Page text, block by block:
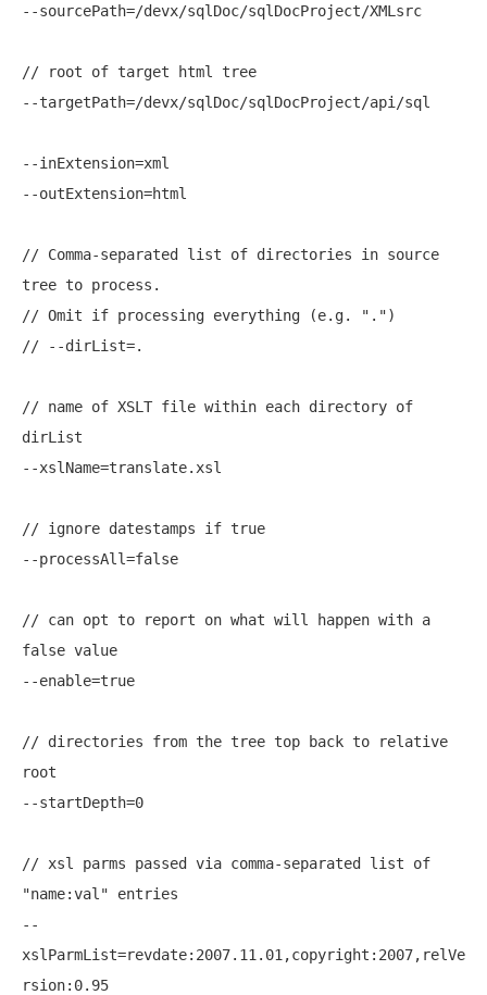
--sourcePath=/devx/sqlDoc/sqlDocProject/XMLsrc
// root of target html tree
--targetPath=/devx/sqlDoc/sqlDocProject/api/sql
--inExtension=xml
--outExtension=html
// Comma-separated list of directories in source
tree to process.
// Omit if processing everything (e.g. ".")
// --dirList=.
// name of XSLT file within each directory of
dirList
--xslName=translate.xsl
// ignore datestamps if true
--processAll=false
// can opt to report on what will happen with a
false value
--enable=true
// directories from the tree top back to relative
root
--startDepth=0
// xsl parms passed via comma-separated list of
"name:val" entries
--
xslParmList=revdate:2007.11.01,copyright:2007,relVe
rsion:0.95